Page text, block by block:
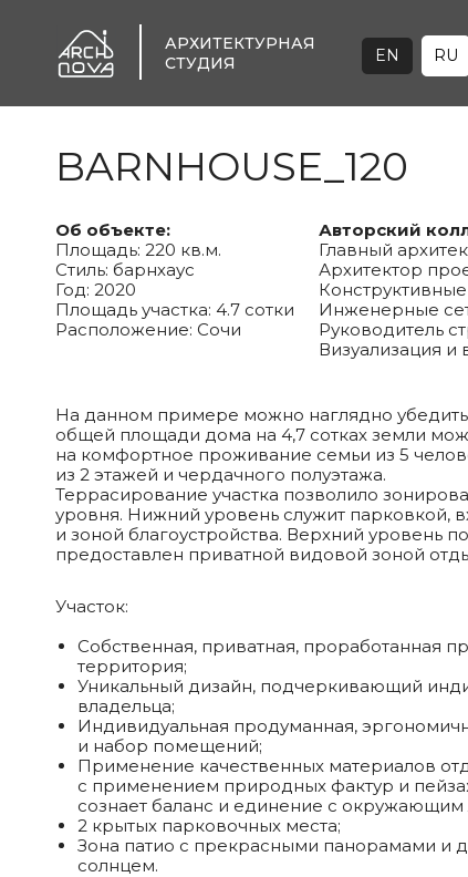
АРХИТЕКТУРНАЯ
СТУДИЯ
RU
EN
Авторский
Главный
Архитектор
Инженерные
Руководитель
Визуализация
Об объекте:
Площадь: 220 кв.м.
Стиль: барнхаус
Год: 2020
Площадь участка: 4.7 сотки
Расположение: Сочи
Участок:
Собственная, приватная, проработанная
территория;
Уникальный дизайн, подчеркивающий
владельца;
Индивидуальная продуманная,
и набор помещений;
Применение качественных материалов
с применением природных фактур и
сознает баланс и единение с
2 крытых парковочных места;
Зона патио с прекрасными панорамами и
солнцем.
На данном примере можно наглядно
общей площади дома на 4,7 сотках земли
на комфортное проживание семьи из 5
из 2 этажей и чердачного полуэтажа.
Террасирование участка позволило
уровня. Нижний уровень служит парковкой,
и зоной благоустройства. Верхний уровень
предоставлен приватной видовой зоной
BARNHOUSE_120